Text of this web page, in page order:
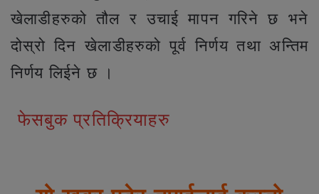
खेलाडीहरुको तौल र उचाई मापन गरिने छ भने
दोस्रो दिन खेलाडीहरुको पूर्व निर्णय तथा अन्तिम
निर्णय लिईने छ ।
फेसबुक प्रतिक्रियाहरु